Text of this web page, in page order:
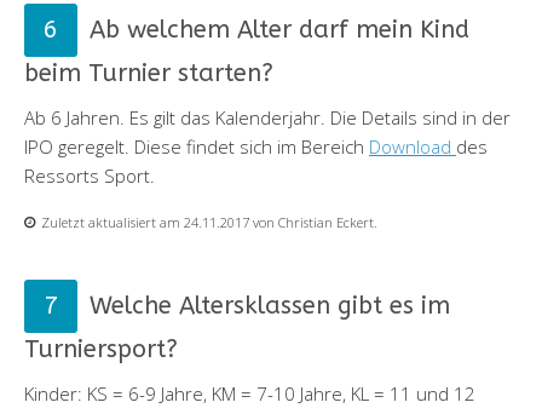
Ab welchem Alter darf mein Kind
beim Turnier starten?
Ab 6 Jahren. Es gilt das Kalenderjahr. Die Details sind in der
IPO geregelt. Diese findet sich im Bereich Download des
Ressorts Sport.
Zuletzt aktualisiert am 24.11.2017 von Christian Eckert.
Welche Altersklassen gibt es im
Turniersport?
Kinder: KS = 6-9 Jahre, KM = 7-10 Jahre, KL = 11 und 12